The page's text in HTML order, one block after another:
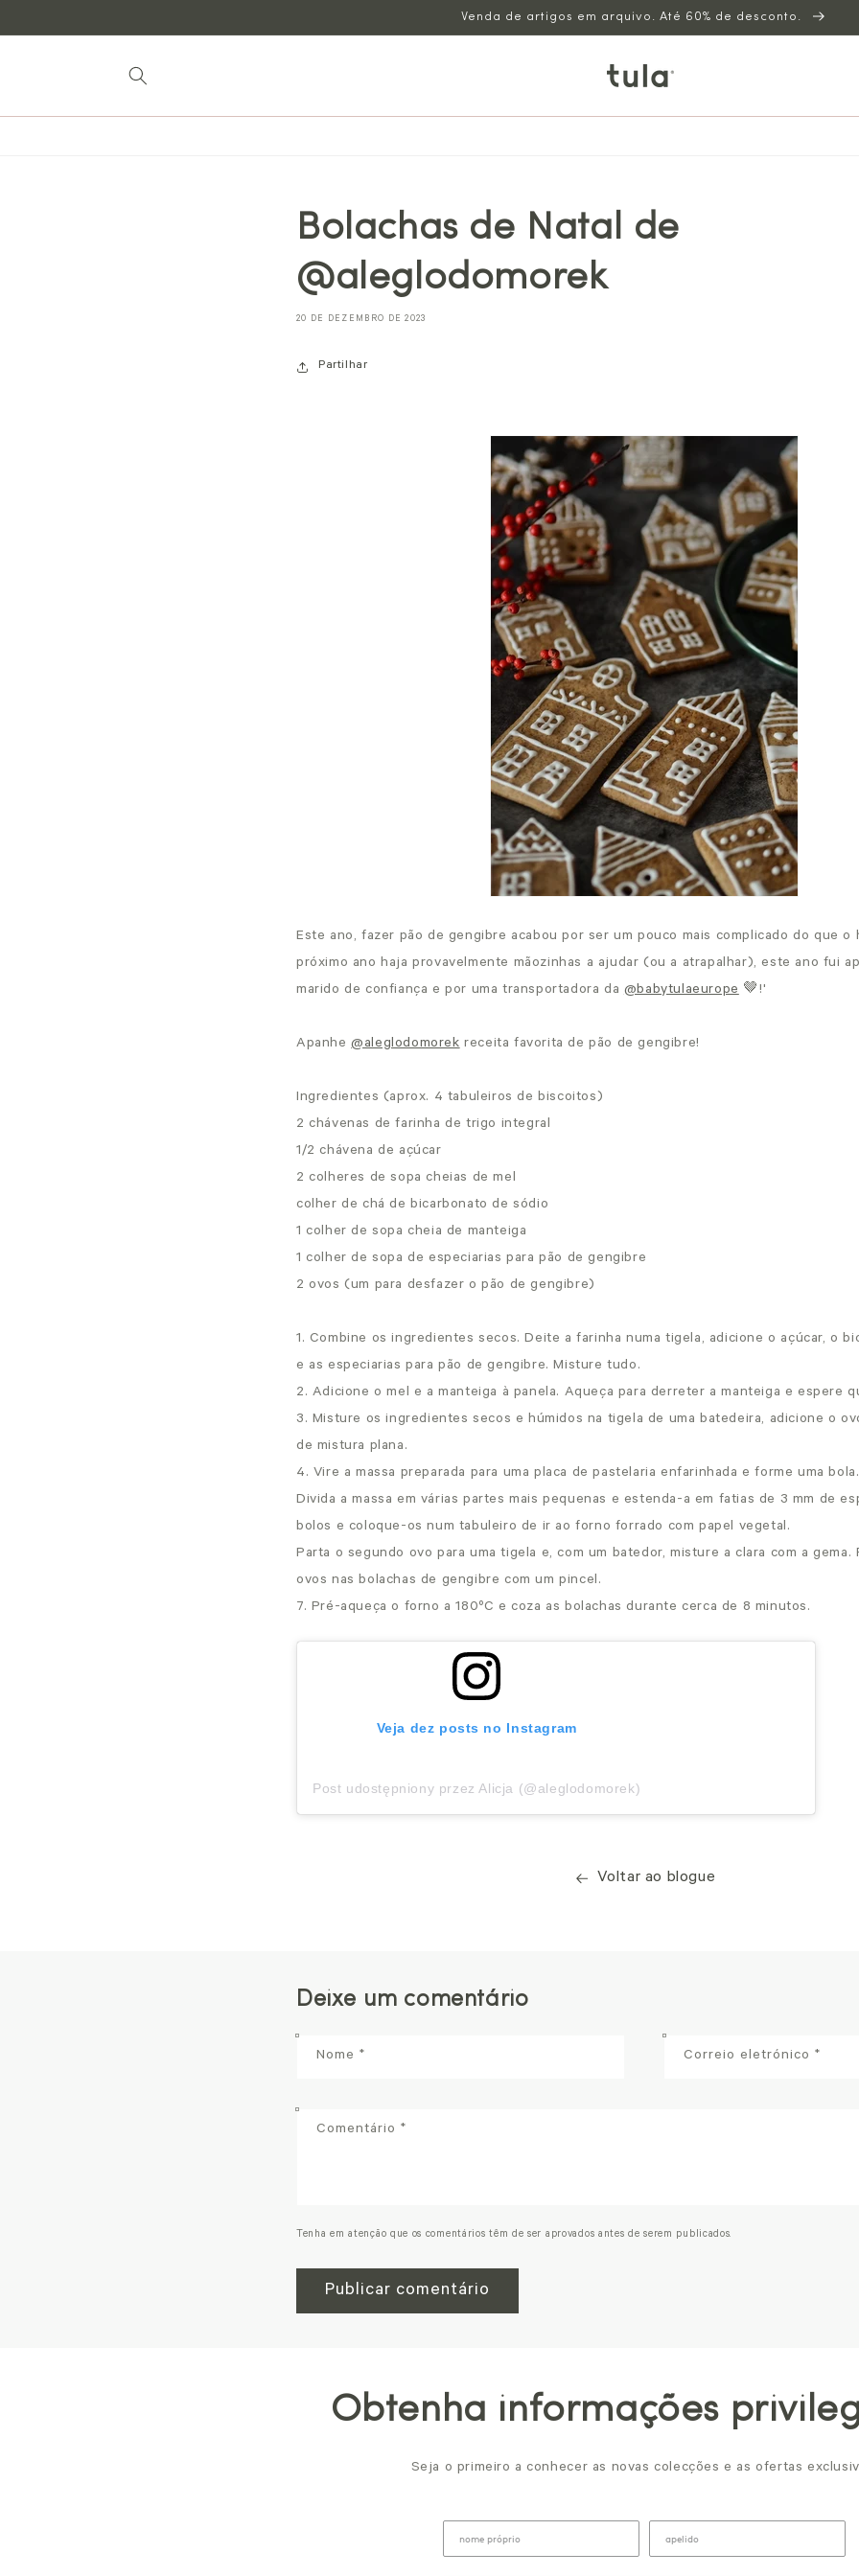
Venda de artigos em arquivo. Até 60% de desconto.
Bolachas de Natal de
@aleglodomorek
20 DE DEZEMBRO DE 2023
Partilhar
Este ano, fazer pão de gengibre acabou por ser um pouco mais complicado do que o
próximo ano haja provavelmente mãozinhas a ajudar (ou a atrapalhar), este ano fui
marido de confiança e por uma transportadora da@babytulaeurope🤎!'
Apanhe@aleglodomorekreceita favorita de pão de gengibre!
Ingredientes (aprox. 4 tabuleiros de biscoitos)
2 chávenas de farinha de trigo integral
1/2 chávena de açúcar
2 colheres de sopa cheias de mel
colher de chá de bicarbonato de sódio
1 colher de sopa cheia de manteiga
1 colher de sopa de especiarias para pão de gengibre
2 ovos (um para desfazer o pão de gengibre)
1. Combine os ingredientes secos. Deite a farinha numa tigela, adicione o açúcar, o
e as especiarias para pão de gengibre. Misture tudo.
2. Adicione o mel e a manteiga à panela. Aqueça para derreter a manteiga e espere
3. Misture os ingredientes secos e húmidos na tigela de uma batedeira, adicione o
de mistura plana.
4. Vire a massa preparada para uma placa de pastelaria enfarinhada e forme uma bola.
Divida a massa em várias partes mais pequenas e estenda-a em fatias de 3 mm de
bolos e coloque-os num tabuleiro de ir ao forno forrado com papel vegetal.
Parta o segundo ovo para uma tigela e, com um batedor, misture a clara com a gema.
ovos nas bolachas de gengibre com um pincel.
7. Pré-aqueça o forno a 180ºC e coza as bolachas durante cerca de 8 minutos.
Veja dez posts no Instagram
Post udostępniony przez Alicja (@aleglodomorek)
Voltar ao blogue
Deixe um comentário
Nome * Correio eletrónico *
Comentário *
Tenha em atenção que os comentários têm de ser aprovados antes de serem publicados.
Obtenha informações
Seja o primeiro a conhecer as novas colecções e as ofertas